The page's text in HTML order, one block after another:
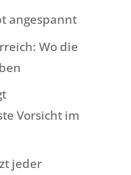
angespannt
Wo die
Vorsicht im
jeder